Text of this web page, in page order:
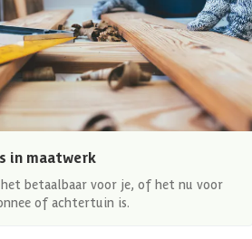
in maatwerk
het betaalbaar voor je, of het nu voor
of achtertuin is.